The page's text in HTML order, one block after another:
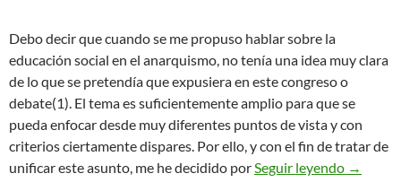
Debo decir que cuando se me propuso hablar sobre la
educación social en el anarquismo, no tenía una idea muy clara
de lo que se pretendía que expusiera en este congreso o
debate(1). El tema es suficientemente amplio para que se
pueda enfocar desde muy diferentes puntos de vista y con
criterios ciertamente dispares. Por ello, y con el fin de tratar de
unificar este asunto, me he decidido por Seguir leyendo La
→